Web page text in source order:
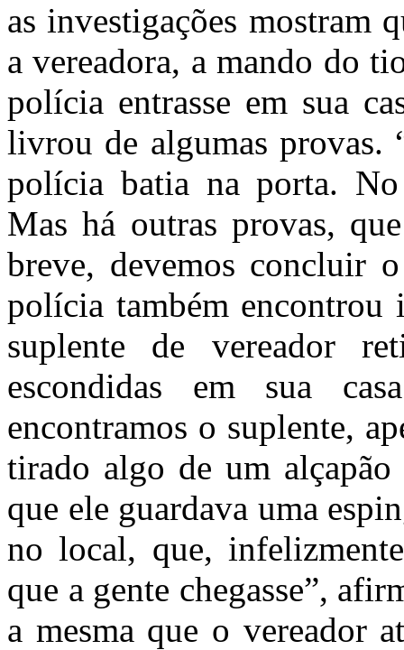
as investigações mostram
a vereadora, a mando do
polícia entrasse em sua
livrou de algumas provas.
polícia batia na porta.
Mas há outras provas,
breve, devemos concluir
polícia também
suplente de vereador
escondidas em sua
encontramos o suplente,
tirado algo de um
que ele guardava uma
no local, que,
que a gente chegasse”,
a mesma que o vereador